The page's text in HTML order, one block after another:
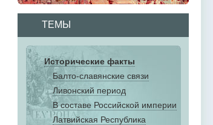
ТЕМЫ
Исторические факты
Балто-славянские связи
Ливонский период
В составе Российской империи
Латвийская Республика